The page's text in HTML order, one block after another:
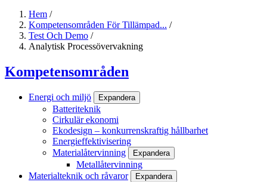
Hem /
Kompetensområden För Tillämpad... /
Test Och Demo /
Analytisk Processövervakning
Kompetensområden
Energi och miljö Expandera
Batteriteknik
Cirkulär ekonomi
Ekodesign – konkurrenskraftig hållbarhet
Energieffektivisering
Materialåtervinning
Expandera
Metallåtervinning
Materialteknik och råvaror
Expandera